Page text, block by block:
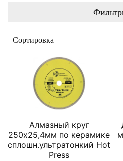
Алмазный круг
250х25,4мм по керамике
сплошн.ультратонкий Hot
Press